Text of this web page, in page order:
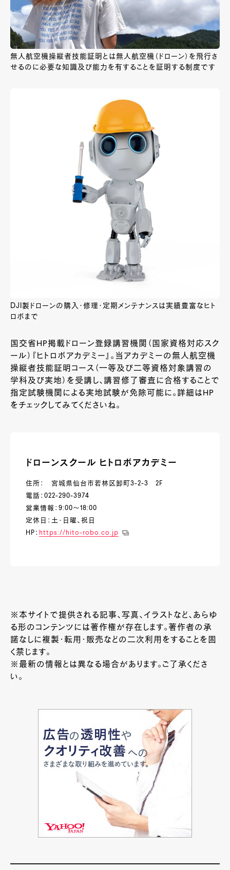
無人航空機操縦者技能証明とは無人航空機（ドローン）を飛行さ
せるのに必要な知識及び能力を有することを証明する制度です
DJI製ドローンの購入・修理・定期メンテナンスは実績豊富なヒト
ロボまで
国交省HP掲載ドローン登録講習機関（国家資格対応スク
ール）『ヒトロボアカデミー』。当アカデミーの無人航空機
操縦者技能証明コース（一等及び二等資格対象講習の
学科及び実地）を受講し、講習修了審査に合格することで
指定試験機関による実地試験が免除可能に。詳細はHP
をチェックしてみてくださいね。
ドローンスクール ヒトロボアカデミー
住所： 宮城県仙台市若林区卸町3-2-3 2F
電話：022-290-3974
営業情報：9:00～18:00
定休日：土・日曜、祝日
HP： https://hito-robo.co.jp
※本サイトで提供される記事、写真、イラストなど、あらゆ
る形のコンテンツには著作権が存在します。著作者の承
諾なしに複製・転用・販売などの二次利用をすることを固
く禁じます。
※最新の情報とは異なる場合があります。ご了承くださ
い。